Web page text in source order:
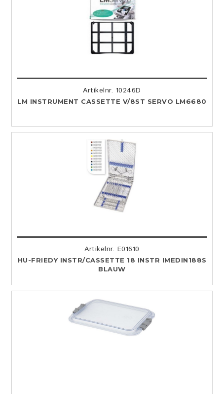
Artikelnr. 10246D
LM INSTRUMENT CASSETTE V/8ST SERVO LM6680
Artikelnr. E01610
HU-FRIEDY INSTR/CASSETTE 18 INSTR IMEDIN188S
BLAUW